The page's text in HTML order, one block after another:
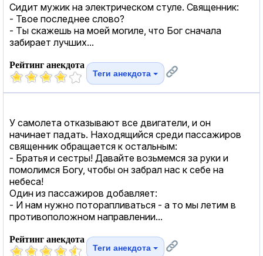
Сидит мужик на электрическом стуле. Священник:
- Твое последнее слово?
- Ты скажешь на моей могиле, что Бог сначала
забирает лучших...
Рейтинг анекдота
Теги анекдота
У самолета отказывают все двигатели, и он
начинает падать. Находящийся среди пассажиров
священник обращается к остальным:
- Братья и сестры! Давайте возьмемся за руки и
помолимся Богу, чтобы он забрал нас к себе на
небеса!
Один из пассажиров добавляет:
- И нам нужно поторапливаться - а то мы летим в
противоположном направлении...
Рейтинг анекдота
Теги анекдота